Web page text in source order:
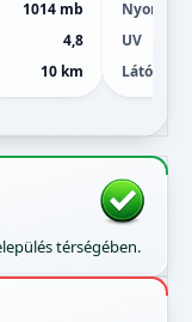
1014 mb
4,8
10 km
Nyomás
UV
Látótáv
térségében.